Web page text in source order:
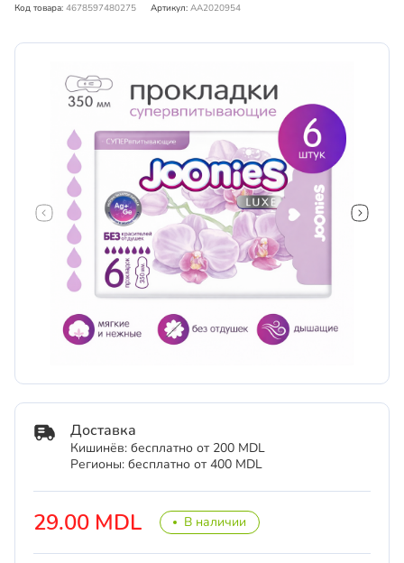
Код товара: 4678597480275 Артикул: AA2020954
29.00 MDL В наличии
Доставка
Кишинёв: бесплатно от 200 MDL
Регионы: бесплатно от 400 MDL